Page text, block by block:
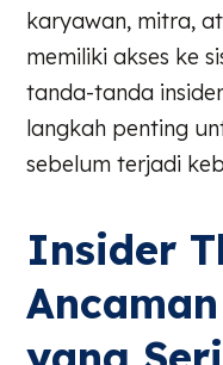
karyawan, mitra,
memiliki akses ke
tanda-tanda
langkah penting
sebelum terjadi
Insider